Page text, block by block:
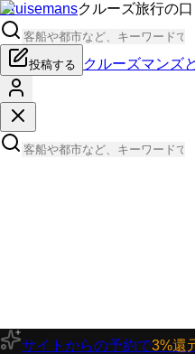
Cruisemansクルーズ旅行の
投稿する クルーズマンズ
サイトからの予約で3%還